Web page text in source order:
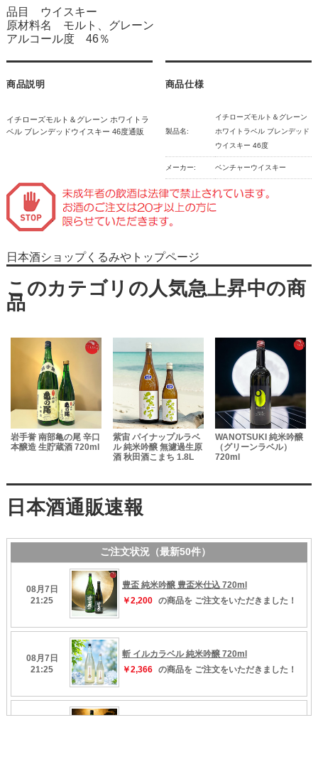
品目 ウイスキー
原材料名 モルト、グレーン
アルコール度 46％
商品説明
イチローズモルト＆グレーン ホワイトラ
ベル ブレンデッドウイスキー 46度通販
商品仕様
製品名:
イチローズモルト＆グレーン
ホワイトラベル ブレンデッド
ウイスキー 46度
メーカー: ベンチャーウイスキー
日本酒ショップくるみやトップページ
岩手誉 南部亀の尾 辛口
本醸造 生貯蔵酒 720ml
紫宙 パイナップルラベ
ル 純米吟醸 無濾過生原
酒 秋田酒こまち 1.8L
WANOTSUKI 純米吟醸
（グリーンラベル）
720ml